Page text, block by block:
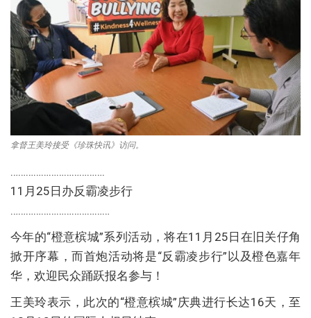
拿督王美玲接受《珍珠快讯》访问。
……………………………….
11月25日办反霸凌步行
…………………………………
今年的“橙意槟城”系列活动，将在11月25日在旧关仔角
掀开序幕，而首炮活动将是“反霸凌步行”以及橙色嘉年
华，欢迎民众踊跃报名参与！
王美玲表示，此次的“橙意槟城”庆典进行长达16天，至